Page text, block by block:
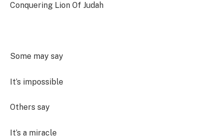
Conquering Lion Of Judah
Some may say
It’s impossible
Others say
It’s a miracle